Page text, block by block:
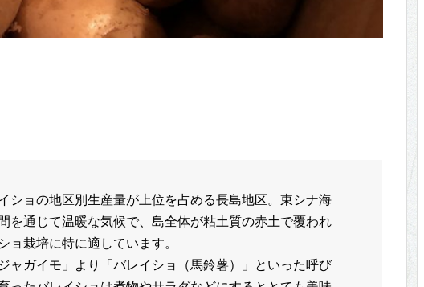
ショの地区別生産量が上位を占める長島地区。東シナ海
を通じて温暖な気候で、島全体が粘土質の赤土で覆われ
ョ栽培に特に適しています。
ャガイモ」より「バレイショ（馬鈴薯）」といった呼び